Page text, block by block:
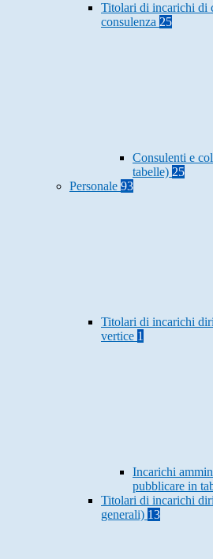
Titolari di incarichi di
consulenza 25
Consulenti e
tabelle) 25
Personale 93
Titolari di incarichi
vertice 1
Incarichi
pubblicare in
Titolari di incarichi
generali) 13